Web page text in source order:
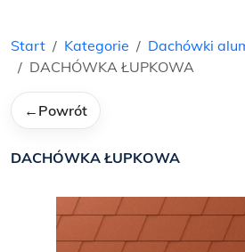
Start Kategorie
Dachówki
DACHÓWKA ŁUPKOWA
← Powrót
DACHÓWKA ŁUPKOWA